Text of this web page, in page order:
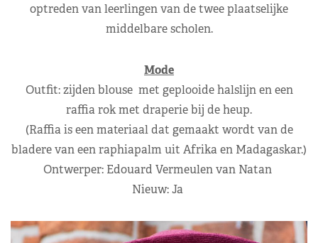
optreden van leerlingen van de twee plaatselijke
middelbare scholen.
Mode
Outfit: zijden blouse met geplooide halslijn en een
raffia rok met draperie bij de heup.
(Raffia is een materiaal dat gemaakt wordt van de
bladere van een raphiapalm uit Afrika en Madagaskar.)
Ontwerper: Edouard Vermeulen van Natan
Nieuw: Ja